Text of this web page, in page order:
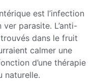
est l’infection
parasite. L’anti-
dans le fruit
calmer une
d’une thérapie
naturelle.